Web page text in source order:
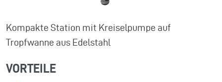
Kompakte Station mit Kreiselpumpe auf
Tropfwanne aus Edelstahl
VORTEILE